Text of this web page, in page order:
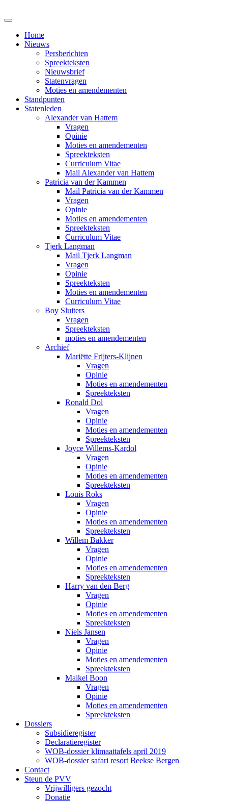
Home
Nieuws
Persberichten
Spreekteksten
Nieuwsbrief
Statenvragen
Moties en amendementen
Standpunten
Statenleden
Alexander van Hattem
Vragen
Opinie
Moties en amendementen
Spreekteksten
Curriculum Vitae
Mail Alexander van Hattem
Patricia van der Kammen
Mail Patricia van der Kammen
Vragen
Opinie
Moties en amendementen
Spreekteksten
Curriculum Vitae
Tjerk Langman
Mail Tjerk Langman
Vragen
Opinie
Spreekteksten
Moties en amendementen
Curriculum Vitae
Boy Sluiters
Vragen
Spreekteksten
moties en amendementen
Archief
Mariëtte Frijters-Klijnen
Vragen
Opinie
Moties en amendementen
Spreekteksten
Ronald Dol
Vragen
Opinie
Moties en amendementen
Spreekteksten
Joyce Willems-Kardol
Vragen
Opinie
Moties en amendementen
Spreekteksten
Louis Roks
Vragen
Opinie
Moties en amendementen
Spreekteksten
Willem Bakker
Vragen
Opinie
Moties en amendementen
Spreekteksten
Harry van den Berg
Vragen
Opinie
Moties en amendementen
Spreekteksten
Niels Jansen
Vragen
Opinie
Moties en amendementen
Spreekteksten
Maikel Boon
Vragen
Opinie
Moties en amendementen
Spreekteksten
Dossiers
Subsidieregister
Declaratieregister
WOB-dossier klimaattafels april 2019
WOB-dossier safari resort Beekse Bergen
Contact
Steun de PVV
Vrijwilligers gezocht
Donatie